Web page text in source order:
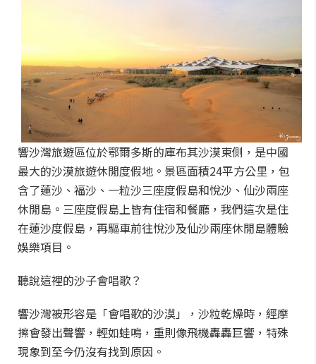
響沙灣旅遊區位於鄂爾多斯的庫布其沙漠東側，是中國
最大的沙漠旅遊休閒度假地。景區面積24平方公里，包
含了蓮沙、福沙、一粒沙三座度假島和悅沙、仙沙兩座
休閒島。三座度假島上皆有住宿和餐廳，我們這次是住
在蓮沙度假島，再驅車前往悅沙及仙沙兩座休閒島體驗
娛樂項目。
聽說這裡的沙子會唱歌？
響沙灣被形容是「會唱歌的沙漠」，沙粒乾燥時，經摩
擦會發出聲響，輕如蛙鳴，重則像飛機轟轟巨響，特殊
現象到至今仍沒有找到原因。